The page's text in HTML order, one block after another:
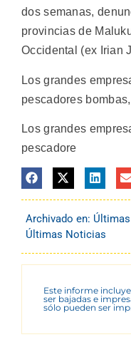
dos semanas,
provincias de
Occidental (ex Irian
Los grandes
pescadores
Los grandes
pescadore
Archivado en:
Últimas Noticias
Este informe
ser bajadas e
sólo pueden ser